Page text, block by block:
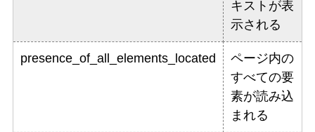
キストが表
示される
presence_of_all_elements_located
ページ内の
すべての要
素が読み込
まれる